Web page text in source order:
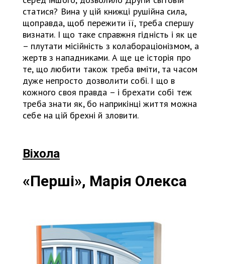
статися? Вина у цій книжці рушійна сила,
щоправда, щоб пережити її, треба спершу
визнати. І що таке справжня гідність і як це
– плутати місійність з колабораціонізмом, а
жертв з нападниками. А ще це історія про
те, що любити також треба вміти, та часом
дуже непросто дозволити собі. І що в
кожного своя правда – і брехати собі теж
треба знати як, бо наприкінці життя можна
себе на цій брехні й зловити.
Віхола
«Перші», Марія Олекса